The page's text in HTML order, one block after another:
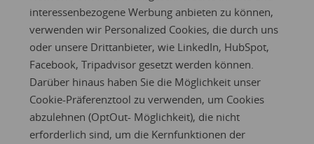
interessenbezogene Werbung anbieten zu können,
verwenden wir Personalized Cookies, die durch uns
oder unsere Drittanbieter, wie LinkedIn, HubSpot,
Facebook, Tripadvisor gesetzt werden können.
Darüber hinaus haben Sie die Möglichkeit unser
Cookie-Präferenztool zu verwenden, um Cookies
abzulehnen (OptOut- Möglichkeit), die nicht
erforderlich sind, um die Kernfunktionen der